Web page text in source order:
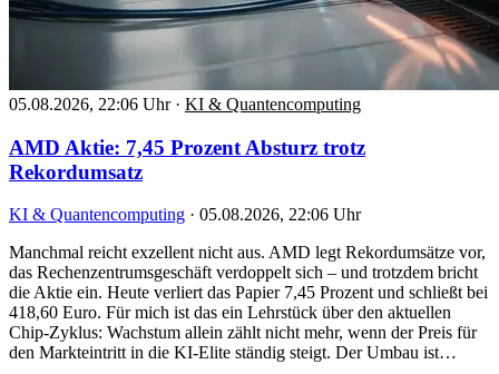
05.08.2026, 22:06 Uhr · KI & Quantencomputing
AMD Aktie: 7,45 Prozent Absturz trotz
Rekordumsatz
KI & Quantencomputing · 05.08.2026, 22:06 Uhr
Manchmal reicht exzellent nicht aus. AMD legt Rekordumsätze vor,
das Rechenzentrumsgeschäft verdoppelt sich – und trotzdem bricht
die Aktie ein. Heute verliert das Papier 7,45 Prozent und schließt bei
418,60 Euro. Für mich ist das ein Lehrstück über den aktuellen
Chip-Zyklus: Wachstum allein zählt nicht mehr, wenn der Preis für
den Markteintritt in die KI-Elite ständig steigt. Der Umbau ist…